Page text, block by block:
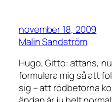
november 18, 2009
Malin Sandström
Hugo, Gitto: attans,
formulera mig så att
sig – att rödbetorna